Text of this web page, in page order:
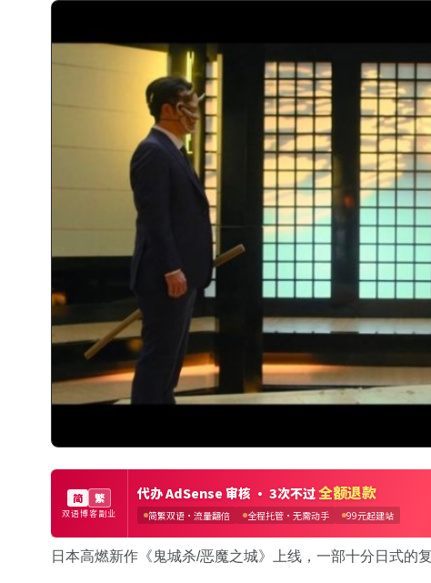
日本高燃新作《鬼城杀/恶魔之城》上线，一部十分日式的